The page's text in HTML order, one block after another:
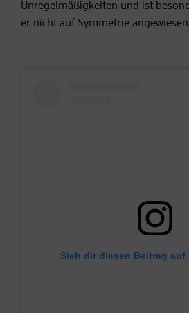
Unregelmäßigkeiten und ist
er nicht auf Symmetrie
Sieh dir diesen Beitrag auf